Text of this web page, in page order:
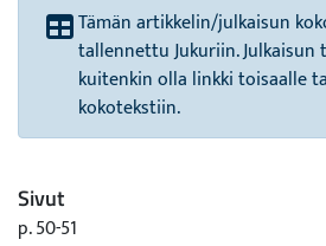
Tämän artikkelin/julkaisun
tallennettu Jukuriin. Julkaisun
kuitenkin olla linkki toisaalle
kokotekstiin.
Sivut
p. 50-51